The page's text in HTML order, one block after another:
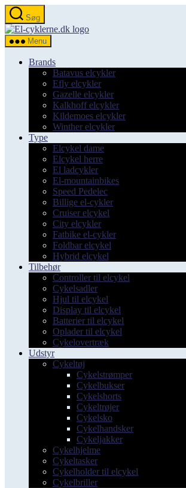
Spring
til
indholdet
Søg
el-
Menu
Brands
Batavus elcykler
Efly elcykler
Gazelle elcykler
Kalkhoff elcykler
Kildemoes elcykler
Winther elcykler
Type
Elcykel dame
Elcykel herre
El ladcykler
El-mountainbikes
Speed Pedelec
Billige el-cykler
Cruiser elcykel
City elcykler
Fatbike el-cykler
Foldbar elcykel
Hybrid elcykel
Tilbehør
Controller til elcykel
Cykelsadler
Hjul til elcykel
Display til elcykel
Batterier til elcykel
Oplader til elcykel
Cykelovertræk
Udstyr
Cykeltøj
Cykelstrømper
Cykelbukser
Cykelshorts
Cykeltrøjer
Cykelsko
Cykelhandsker
Cykeljakker
Cykelhjelme
Cykeltasker
Cykelholder til elcykel
Cykelbriller